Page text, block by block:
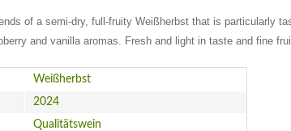
of a semi-dry, full-fruity Weißherbst that is particularly
and vanilla aromas. Fresh and light in taste and fine
Weißherbst
2024
Qualitätswein